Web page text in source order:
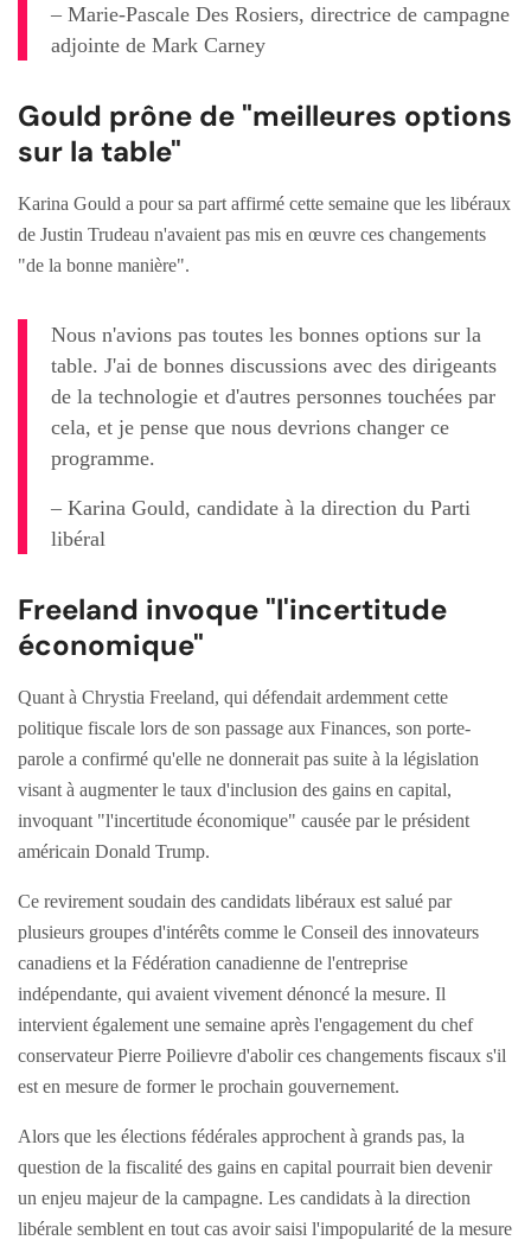
– Marie-Pascale Des Rosiers, directrice de campagne
adjointe de Mark Carney
Gould prône de "meilleures options
sur la table"
Karina Gould a pour sa part affirmé cette semaine que les libéraux
de Justin Trudeau n'avaient pas mis en œuvre ces changements
"de la bonne manière".
Nous n'avions pas toutes les bonnes options sur la
table. J'ai de bonnes discussions avec des dirigeants
de la technologie et d'autres personnes touchées par
cela, et je pense que nous devrions changer ce
programme.
– Karina Gould, candidate à la direction du Parti
libéral
Freeland invoque "l'incertitude
économique"
Quant à Chrystia Freeland, qui défendait ardemment cette
politique fiscale lors de son passage aux Finances, son porte-
parole a confirmé qu'elle ne donnerait pas suite à la législation
visant à augmenter le taux d'inclusion des gains en capital,
invoquant "l'incertitude économique" causée par le président
américain Donald Trump.
Ce revirement soudain des candidats libéraux est salué par
plusieurs groupes d'intérêts comme le Conseil des innovateurs
canadiens et la Fédération canadienne de l'entreprise
indépendante, qui avaient vivement dénoncé la mesure. Il
intervient également une semaine après l'engagement du chef
conservateur Pierre Poilievre d'abolir ces changements fiscaux s'il
est en mesure de former le prochain gouvernement.
Alors que les élections fédérales approchent à grands pas, la
question de la fiscalité des gains en capital pourrait bien devenir
un enjeu majeur de la campagne. Les candidats à la direction
libérale semblent en tout cas avoir saisi l'impopularité de la mesure